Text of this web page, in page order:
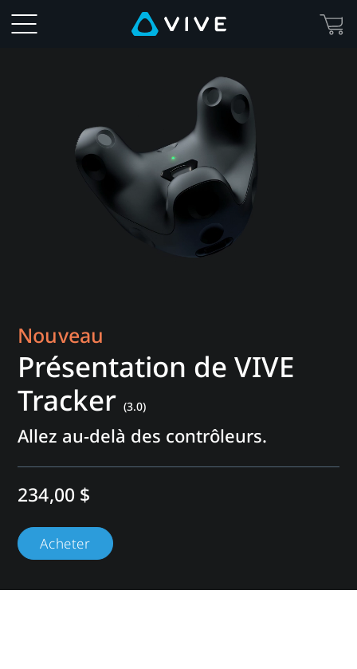
VIVE
Canada
Nouveau
Présentation de VIVE
Tracker(3.0)
Allez au-delà des contrôleurs.
234,00 $
Acheter